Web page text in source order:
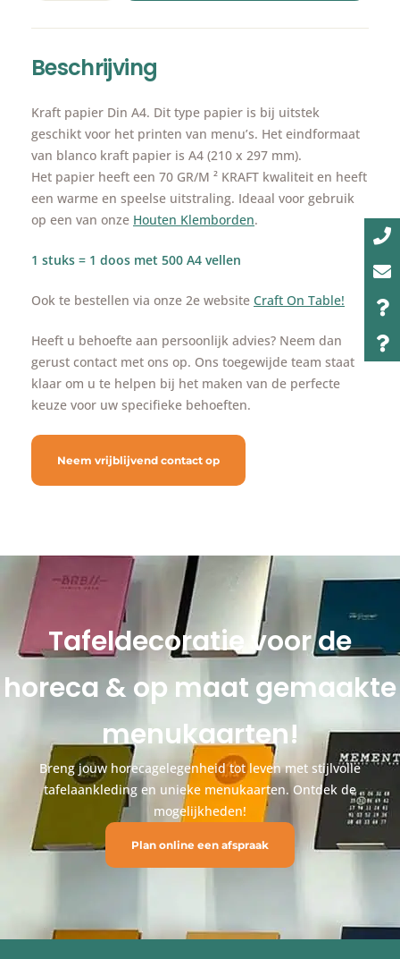
Beschrijving
Kraft papier Din A4. Dit type papier is bij uitstek
geschikt voor het printen van menu’s. Het eindformaat
van blanco kraft papier is A4 (210 x 297 mm).
Het papier heeft een 70 GR/M ² KRAFT kwaliteit en heeft
een warme en speelse uitstraling. Ideaal voor gebruik
op een van onze Houten Klemborden.
1 stuks = 1 doos met 500 A4 vellen
Ook te bestellen via onze 2e website Craft On Table!
Heeft u behoefte aan persoonlijk advies? Neem dan
gerust contact met ons op. Ons toegewijde team staat
klaar om u te helpen bij het maken van de perfecte
keuze voor uw specifieke behoeften.
Neem vrijblijvend contact op
Tafeldecoratie voor de
horeca & op maat gemaakte
menukaarten!
Breng jouw horecagelegenheid tot leven met stijlvolle
tafelaankleding en unieke menukaarten. Ontdek de
mogelijkheden!
Plan online een afspraak